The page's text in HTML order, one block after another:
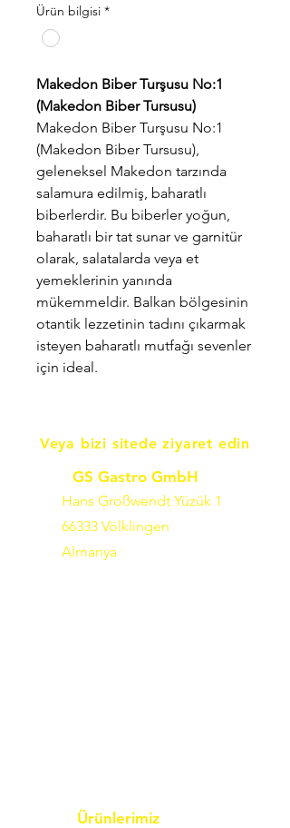
Ürün bilgisi *
Makedon Biber Turşusu No:1
(Makedon Biber Tursusu)
Makedon Biber Turşusu No:1
(Makedon Biber Tursusu),
geleneksel Makedon tarzında
salamura edilmiş, baharatlı
biberlerdir. Bu biberler yoğun,
baharatlı bir tat sunar ve garnitür
olarak, salatalarda veya et
yemeklerinin yanında
mükemmeldir. Balkan bölgesinin
otantik lezzetinin tadını çıkarmak
isteyen baharatlı mutfağı sevenler
için ideal.
Veya bizi sitede ziyaret edin
GS Gastro GmbH
Hans Großwendt Yüzük 1
66333 Völklingen
Almanya
Ürünlerimiz